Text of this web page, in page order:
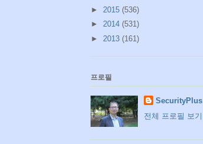
► 2015 (536)
► 2014 (531)
► 2013 (161)
프로필
SecurityPlus
전체 프로필 보기